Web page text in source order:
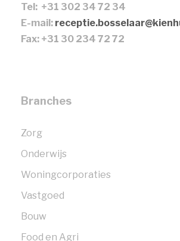
Tel: +31 302 34 72 34
E-mail:
Fax: +31 30 234 72 72
Branches
Zorg
Onderwijs
Woningcorporaties
Vastgoed
Bouw
Food en Agri